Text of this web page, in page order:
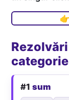
categorie
#1sum